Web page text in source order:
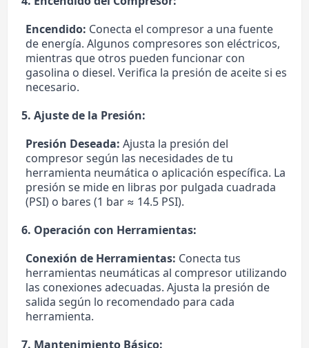
Encendido: Conecta el compresor a una fuente
de energía. Algunos compresores son eléctricos,
mientras que otros pueden funcionar con
gasolina o diesel. Verifica la presión de aceite si es
necesario.
5. Ajuste de la Presión:
Presión Deseada: Ajusta la presión del
compresor según las necesidades de tu
herramienta neumática o aplicación específica. La
presión se mide en libras por pulgada cuadrada
(PSI) o bares (1 bar ≈ 14.5 PSI).
6. Operación con Herramientas:
Conexión de Herramientas: Conecta tus
herramientas neumáticas al compresor utilizando
las conexiones adecuadas. Ajusta la presión de
salida según lo recomendado para cada
herramienta.
7. Mantenimiento Básico: